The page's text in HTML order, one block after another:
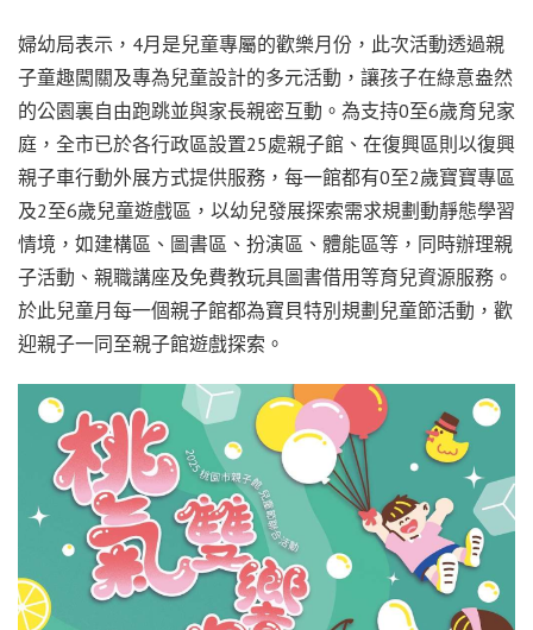
婦幼局表示，4月是兒童專屬的歡樂月份，此次活動透過親
子童趣闖關及專為兒童設計的多元活動，讓孩子在綠意盎然
的公園裏自由跑跳並與家長親密互動。為支持0至6歲育兒家
庭，全市已於各行政區設置25處親子館、在復興區則以復興
親子車行動外展方式提供服務，每一館都有0至2歲寶寶專區
及2至6歲兒童遊戲區，以幼兒發展探索需求規劃動靜態學習
情境，如建構區、圖書區、扮演區、體能區等，同時辦理親
子活動、親職講座及免費教玩具圖書借用等育兒資源服務。
於此兒童月每一個親子館都為寶貝特別規劃兒童節活動，歡
迎親子一同至親子館遊戲探索。